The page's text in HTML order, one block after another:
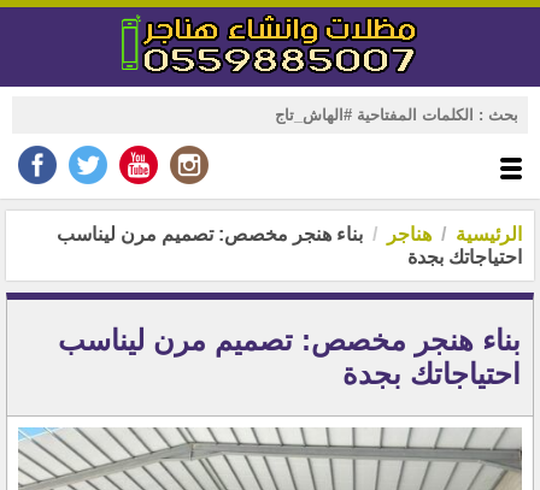
الرئيسية هناجر
بناء هنجر مخصص: تصميم مرن ليناسب
احتياجاتك بجدة
بناء هنجر مخصص: تصميم مرن ليناسب
احتياجاتك بجدة